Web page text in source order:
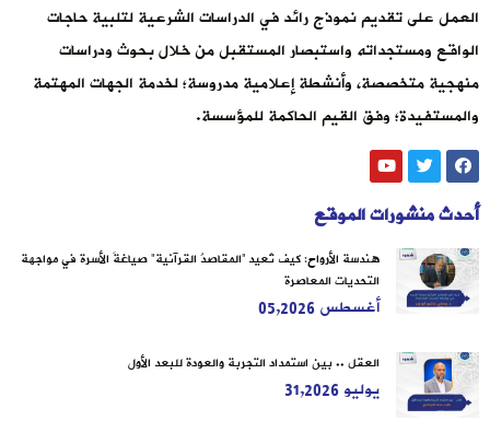
العمل على تقديم نموذج رائد في الدراسات الشرعية لتلبية حاجات
الواقع ومستجداته واستبصار المستقبل من خلال بحوث ودراسات
منهجية متخصصة، وأنشطة إعلامية مدروسة؛ لخدمة الجهات المهتمة
والمستفيدة؛ وفق القيم الحاكمة للمؤسسة.
أحدث منشورات الموقع
هندسة الأرواح: كيف تُعيد “المقاصدُ القرآنية” صياغةَ الأسرة في مواجهة
التحديات المعاصرة
أغسطس 05,2026
العقل .. بين استمداد التجربة والعودة للبعد الأول
يوليو 31,2026